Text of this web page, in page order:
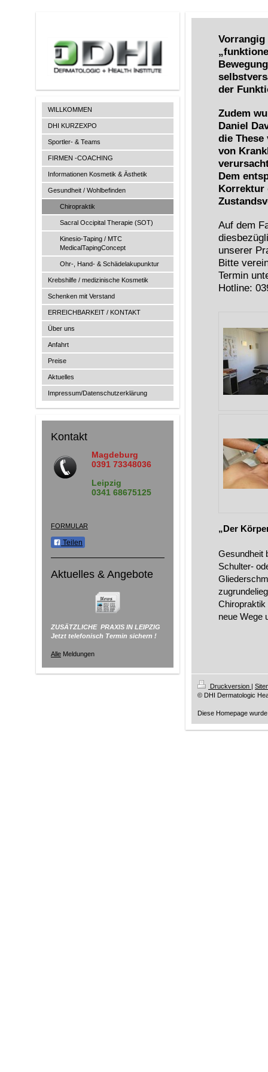
WILLKOMMEN
DHI KURZEXPO
Sportler- & Teams
FIRMEN -COACHING
Informationen Kosmetik & Ästhetik
Gesundheit / Wohlbefinden
Chiropraktik
Sacral Occipital Therapie (SOT)
Kinesio-Taping / MTC
MedicalTapingConcept
Ohr-, Hand- & Schädelakupunktur
Krebshilfe / medizinische Kosmetik
Schenken mit Verstand
ERREICHBARKEIT / KONTAKT
Über uns
Anfahrt
Preise
Aktuelles
Impressum/Datenschutzerklärung
Kontakt
Magdeburg
0391 73348036
Leipzig
0341 68675125
FORMULAR
Teilen
Aktuelles & Angebote
ZUSÄTZLICHE PRAXIS IN LEIPZIG
Jetzt telefonisch Termin sichern !
Alle Meldungen
der
Zudem
Daniel
die These
von
Dem
Korrektur
Auf dem
unserer
Bitte
Termin
Hotline:
„Der
Gesundheit
Schulter-
Chiropraktik
neue Wege
Druckversion |
© DHI Dermatologic
Diese Homepage